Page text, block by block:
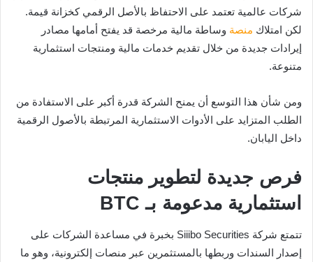
شركات عالمية تعتمد على الاحتفاظ بالأصل الرقمي كخزانة قيمة.
لكن امتلاك منصة وساطة مالية مرخصة قد يفتح أمامها مصادر
إيرادات جديدة من خلال تقديم خدمات مالية ومنتجات استثمارية
متنوعة.
ومن شأن هذا التوسع أن يمنح الشركة قدرة أكبر على الاستفادة من
الطلب المتزايد على الأدوات الاستثمارية المرتبطة بالأصول الرقمية
داخل اليابان.
فرص جديدة لتطوير منتجات
استثمارية مدعومة بـ BTC
تتمتع شركة Siiibo Securities بخبرة في مساعدة الشركات على
إصدار السندات وربطها بالمستثمرين عبر منصات إلكترونية، وهو ما